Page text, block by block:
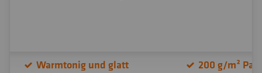
Warmtonig und glatt 200 g/m²